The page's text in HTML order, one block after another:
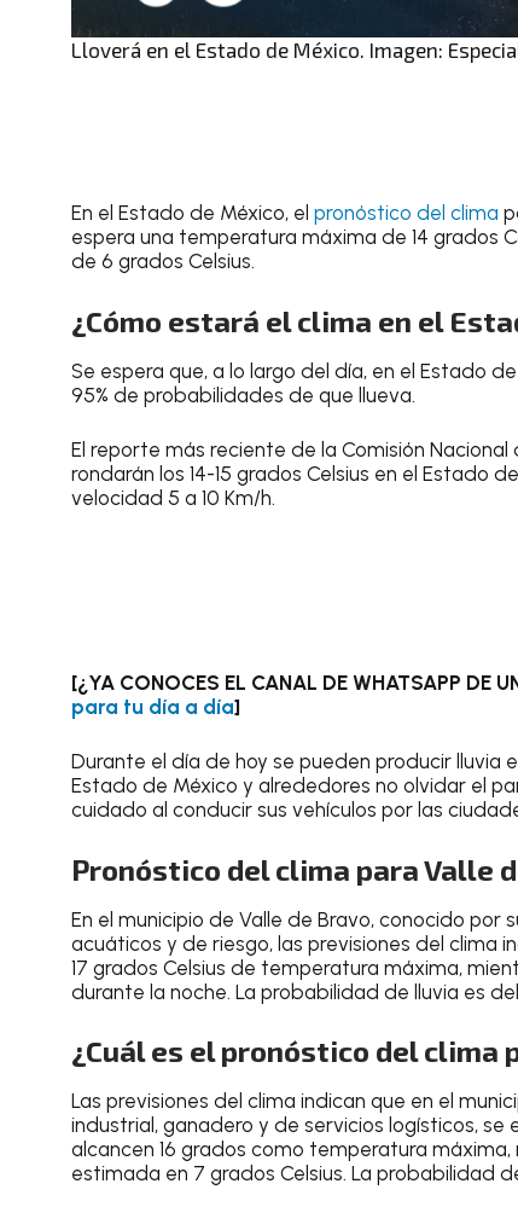
Lloverá en el Estado de México. Imagen:
En el Estado de México, el pronóstico del clima
espera una temperatura máxima de 14 grados
de 6 grados Celsius.
¿Cómo estará el clima en el
Se espera que, a lo largo del día, en el Estado
95% de probabilidades de que llueva.
El reporte más reciente de la Comisión Nacional
rondarán los 14-15 grados Celsius en el Estado
velocidad 5 a 10 Km/h.
[¿YA CONOCES EL CANAL DE WHATSAPP DE
para tu día a día]
Durante el día de hoy se pueden producir lluvia
Estado de México y alrededores no olvidar el
cuidado al conducir sus vehículos por las
Pronóstico del clima para Valle
En el municipio de Valle de Bravo, conocido por
acuáticos y de riesgo, las previsiones del clima
17 grados Celsius de temperatura máxima,
durante la noche. La probabilidad de lluvia es del
¿Cuál es el pronóstico del clima
Las previsiones del clima indican que en el
industrial, ganadero y de servicios logísticos, se
alcancen 16 grados como temperatura
estimada en 7 grados Celsius. La probabilidad